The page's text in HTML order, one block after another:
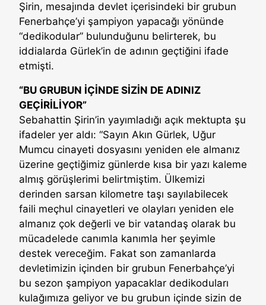
Şirin, mesajında devlet içerisindeki bir grubun
Fenerbahçe’yi şampiyon yapacağı yönünde
“dedikodular” bulunduğunu belirterek, bu
iddialarda Gürlek’in de adının geçtiğini ifade
etmişti.
“BU GRUBUN İÇİNDE SİZİN DE ADINIZ
GEÇİRİLİYOR”
Sebahattin Şirin’in yayımladığı açık mektupta şu
ifadeler yer aldı: “Sayın Akın Gürlek, Uğur
Mumcu cinayeti dosyasını yeniden ele almanız
üzerine geçtiğimiz günlerde kısa bir yazı kaleme
almış görüşlerimi belirtmiştim. Ülkemizi
derinden sarsan kilometre taşı sayılabilecek
faili meçhul cinayetleri ve olayları yeniden ele
almanız çok değerli ve bir vatandaş olarak bu
mücadelede canımla kanımla her şeyimle
destek vereceğim. Fakat son zamanlarda
devletimizin içinden bir grubun Fenerbahçe’yi
bu sezon şampiyon yapacaklar dedikoduları
kulağımıza geliyor ve bu grubun içinde sizin de